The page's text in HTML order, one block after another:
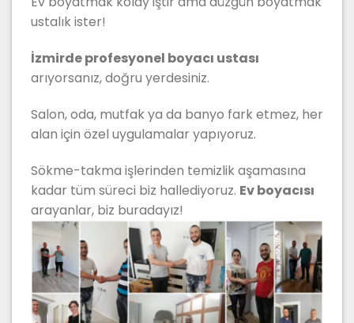
ustalık ister!
İzmirde profesyonel boyacı ustası
arıyorsanız, doğru yerdesiniz.
Salon, oda, mutfak ya da banyo fark etmez, her
alan için özel uygulamalar yapıyoruz.
Sökme-takma işlerinden temizlik aşamasına
kadar tüm süreci biz hallediyoruz. Ev boyacısı
arayanlar, biz buradayız!